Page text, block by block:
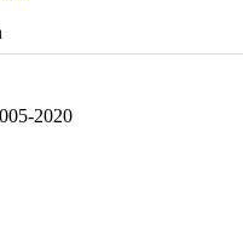
2020